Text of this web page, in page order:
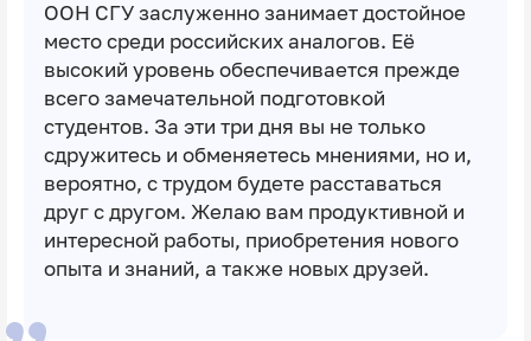
ООН СГУ заслуженно занимает достойное
место среди российских аналогов. Её
высокий уровень обеспечивается прежде
всего замечательной подготовкой
студентов. За эти три дня вы не только
сдружитесь и обменяетесь мнениями, но и,
вероятно, с трудом будете расставаться
друг с другом. Желаю вам продуктивной и
интересной работы, приобретения нового
опыта и знаний, а также новых друзей.